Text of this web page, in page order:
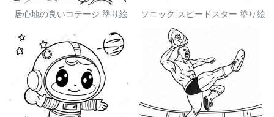
居心地の良いコテージ 塗り絵 ソニック スピードスター 塗り絵